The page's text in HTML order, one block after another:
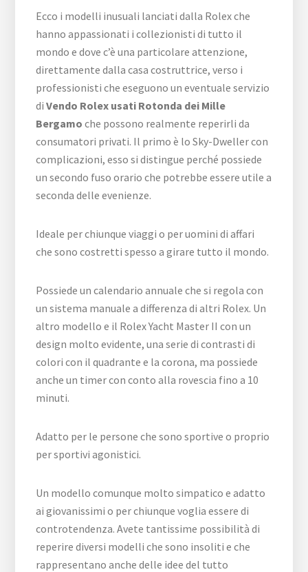
Ecco i modelli inusuali lanciati dalla Rolex che
hanno appassionati i collezionisti di tutto il
mondo e dove c’è una particolare attenzione,
direttamente dalla casa costruttrice, verso i
professionisti che eseguono un eventuale servizio
diVendo Rolex usati Rotonda dei Mille
Bergamo che possono realmente reperirli da
consumatori privati. Il primo è lo Sky-Dweller con
complicazioni, esso si distingue perché possiede
un secondo fuso orario che potrebbe essere utile a
seconda delle evenienze.
Ideale per chiunque viaggi o per uomini di affari
che sono costretti spesso a girare tutto il mondo.
Possiede un calendario annuale che si regola con
un sistema manuale a differenza di altri Rolex. Un
altro modello e il Rolex Yacht Master II con un
design molto evidente, una serie di contrasti di
colori con il quadrante e la corona, ma possiede
anche un timer con conto alla rovescia fino a 10
minuti.
Adatto per le persone che sono sportive o proprio
per sportivi agonistici.
Un modello comunque molto simpatico e adatto
ai giovanissimi o per chiunque voglia essere di
controtendenza. Avete tantissime possibilità di
reperire diversi modelli che sono insoliti e che
rappresentano anche delle idee del tutto